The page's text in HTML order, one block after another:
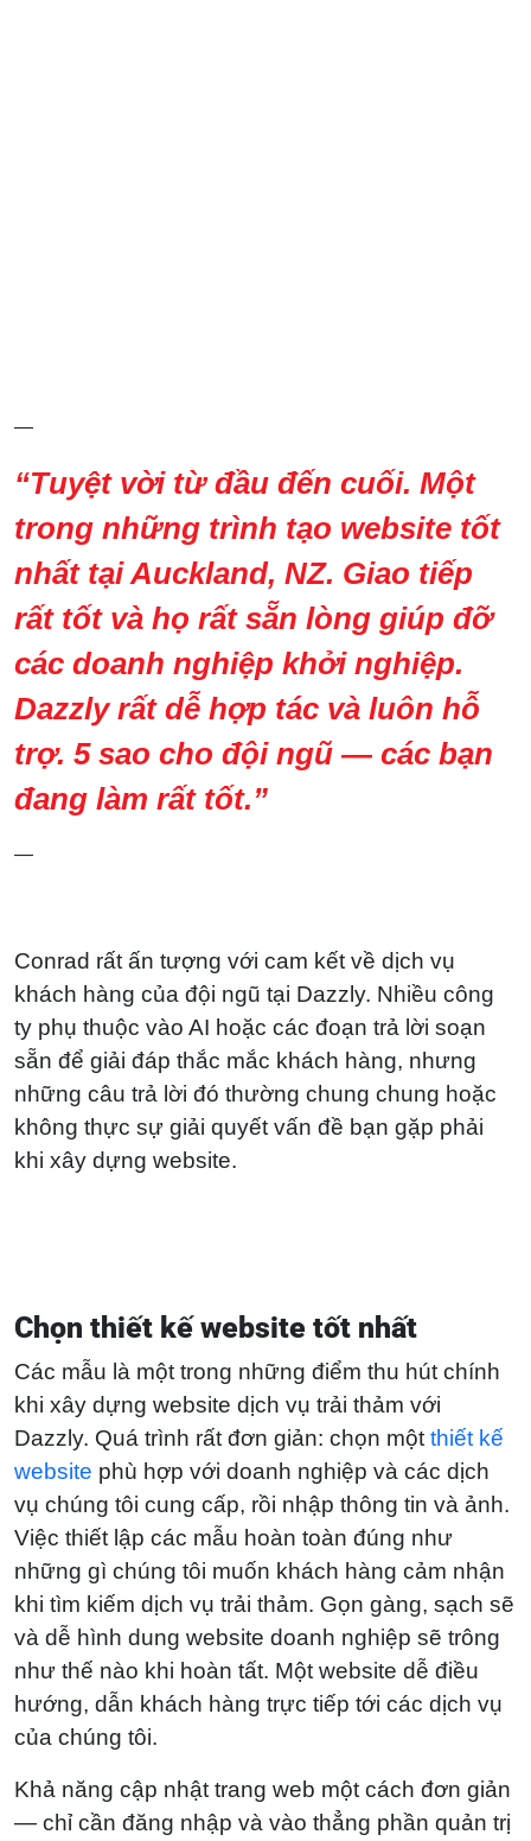
—
“Tuyệt vời từ đầu đến cuối. Một
trong những trình tạo website tốt
nhất tại Auckland, NZ. Giao tiếp
rất tốt và họ rất sẵn lòng giúp đỡ
các doanh nghiệp khởi nghiệp.
Dazzly rất dễ hợp tác và luôn hỗ
trợ. 5 sao cho đội ngũ — các bạn
đang làm rất tốt.”
—
Conrad rất ấn tượng với cam kết về dịch vụ
khách hàng của đội ngũ tại Dazzly. Nhiều công
ty phụ thuộc vào AI hoặc các đoạn trả lời soạn
sẵn để giải đáp thắc mắc khách hàng, nhưng
những câu trả lời đó thường chung chung hoặc
không thực sự giải quyết vấn đề bạn gặp phải
khi xây dựng website.
Chọn thiết kế website tốt nhất
Các mẫu là một trong những điểm thu hút chính
khi xây dựng website dịch vụ trải thảm với
Dazzly. Quá trình rất đơn giản: chọn mộtthiết kế
website phù hợp với doanh nghiệp và các dịch
vụ chúng tôi cung cấp, rồi nhập thông tin và ảnh.
Việc thiết lập các mẫu hoàn toàn đúng như
những gì chúng tôi muốn khách hàng cảm nhận
khi tìm kiếm dịch vụ trải thảm. Gọn gàng, sạch sẽ
và dễ hình dung website doanh nghiệp sẽ trông
như thế nào khi hoàn tất. Một website dễ điều
hướng, dẫn khách hàng trực tiếp tới các dịch vụ
của chúng tôi.
Khả năng cập nhật trang web một cách đơn giản
— chỉ cần đăng nhập và vào thẳng phần quản trị